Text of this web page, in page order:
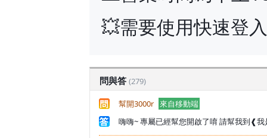
💥需要使用快速登
問與答 (279)
幫開3000r 來自移動端
嗨嗨~ 專屬已經幫您開啟了唷 請幫我到❰